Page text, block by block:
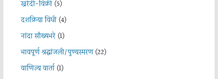
खरेदी-विक्री(5)
दशक्रिया विधी(4)
नांदा सौख्यभरे(1)
भावपूर्ण श्रद्धांजली/पुण्यस्मरण(22)
वाणिज्य वार्ता(1)